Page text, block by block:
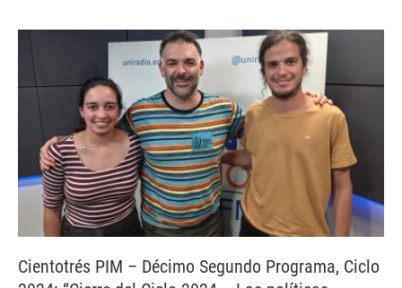
Cientotrés PIM – Décimo Segundo Programa, Ciclo